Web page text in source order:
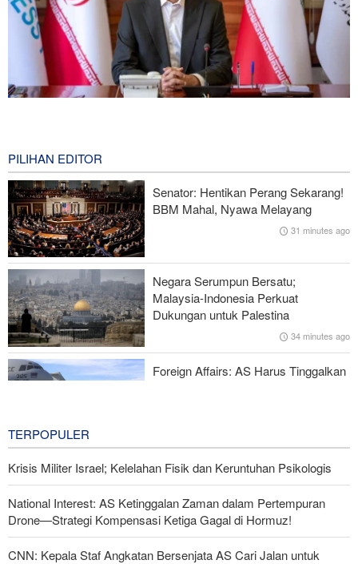
Araghchi kepada Negara Tetangga: Kini Saatnya Andalkan Diri
Sendiri dan Jalin Persaudaraan Sejati
CNN: Kepala Staf Angkatan Bersenjata AS Cari Jalan untuk
Keluar dari Perang dengan Iran
Rencana Bom ISIS di Area Sayidah Zainab Damaskus
Digagalkan
IRGC: Pengakuan Media Asing atas Kekalahan Trump Hasil
Perjuangan Media Revolusioner
PILIHAN EDITOR
Senator: Hentikan Perang Sekarang!
BBM Mahal, Nyawa Melayang
31 minutes ago
Negara Serumpun Bersatu;
Malaysia-Indonesia Perkuat
Dukungan untuk Palestina
34 minutes ago
Foreign Affairs: AS Harus Tinggalkan
TERPOPULER
Krisis Militer Israel; Kelelahan Fisik dan Keruntuhan Psikologis
National Interest: AS Ketinggalan Zaman dalam Pertempuran
Drone—Strategi Kompensasi Ketiga Gagal di Hormuz!
CNN: Kepala Staf Angkatan Bersenjata AS Cari Jalan untuk